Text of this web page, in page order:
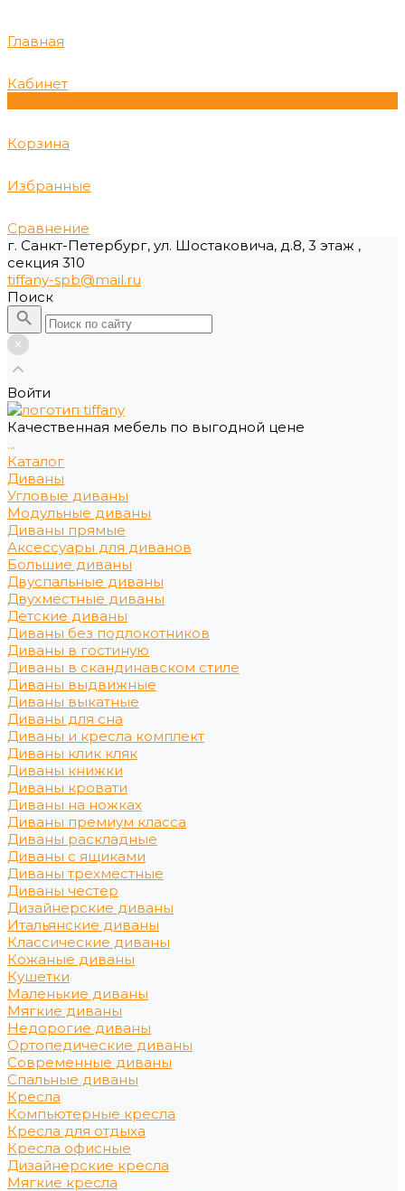
Главная
Кабинет
Корзина
Избранные
Сравнение
г. Санкт-Петербург, ул. Шостаковича, д.8, 3 этаж ,
секция 310
tiffany-spb@mail.ru
Поиск
Войти
Качественная мебель по выгодной цене
...
Каталог
Диваны
Угловые диваны
Модульные диваны
Диваны прямые
Аксессуары для диванов
Большие диваны
Двуспальные диваны
Двухместные диваны
Детские диваны
Диваны без подлокотников
Диваны в гостиную
Диваны в скандинавском стиле
Диваны выдвижные
Диваны выкатные
Диваны для сна
Диваны и кресла комплект
Диваны клик кляк
Диваны книжки
Диваны кровати
Диваны на ножках
Диваны премиум класса
Диваны раскладные
Диваны с ящиками
Диваны трехместные
Диваны честер
Дизайнерские диваны
Итальянские диваны
Классические диваны
Кожаные диваны
Кушетки
Маленькие диваны
Мягкие диваны
Недорогие диваны
Ортопедические диваны
Современные диваны
Спальные диваны
Кресла
Компьютерные кресла
Кресла для отдыха
Кресла офисные
Дизайнерские кресла
Мягкие кресла